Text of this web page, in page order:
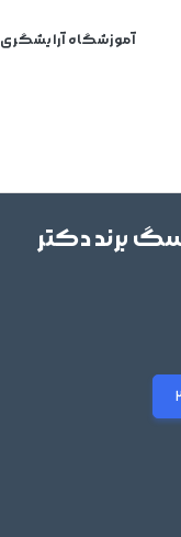
آموزشگاه آرایشگری
برند دکتر